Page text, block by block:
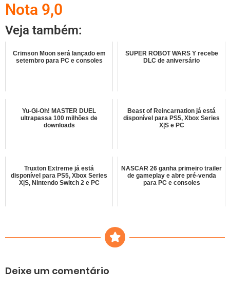
Nota 9,0
Veja também:
Crimson Moon será lançado em
setembro para PC e consoles
SUPER ROBOT WARS Y recebe
DLC de aniversário
Yu-Gi-Oh! MASTER DUEL
ultrapassa 100 milhões de
downloads
Beast of Reincarnation já está
disponível para PS5, Xbox Series
X|S e PC
Truxton Extreme já está
disponível para PS5, Xbox Series
X|S, Nintendo Switch 2 e PC
NASCAR 26 ganha primeiro trailer
de gameplay e abre pré-venda
para PC e consoles
Deixe um comentário